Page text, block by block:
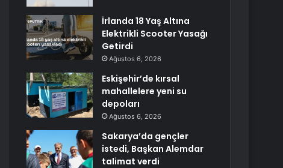
İrlanda 18 Yaş Altına
Elektrikli Scooter Yasağı
Getirdi
Ağustos 6, 2026
Eskişehir’de kırsal
mahallelere yeni su
depoları
Ağustos 6, 2026
Sakarya’da gençler
istedi, Başkan Alemdar
talimat verdi